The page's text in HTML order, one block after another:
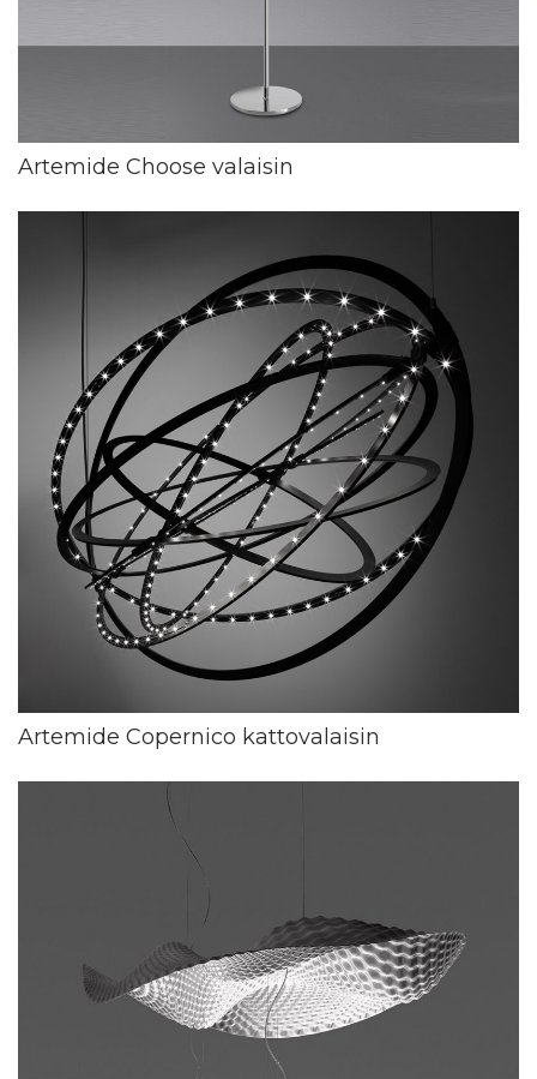
Artemide Choose valaisin
Artemide Copernico kattovalaisin